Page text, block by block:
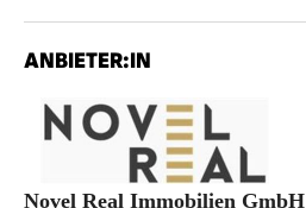
ANBIETER:IN
Novel Real Immobilien GmbH